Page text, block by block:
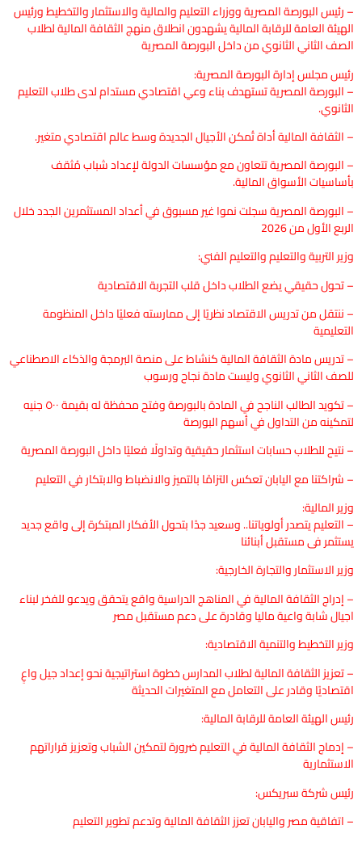
– رئيس البورصة المصرية ووزراء التعليم والمالية والاستثمار والتخطيط ورئيس
الهيئة العامة للرقابة المالية يشهدون انطلاق منهج الثقافة المالية لطلاب
الصف الثاني الثانوي من داخل البورصة المصرية
رئيس مجلس إدارة البورصة المصرية:
– البورصة المصرية تستهدف بناء وعي اقتصادي مستدام لدى طلاب التعليم
الثانوي.
– الثقافة المالية أداة تُمكن الأجيال الجديدة وسط عالم اقتصادي متغير.
– البورصة المصرية تتعاون مع مؤسسات الدولة لإعداد شباب مُثقف
بأساسيات الأسواق المالية.
– البورصة المصرية سجلت نموا غير مسبوق في أعداد المستثمرين الجدد خلال
الربع الأول من 2026
وزير التربية والتعليم والتعليم الفني:
– تحول حقيقي يضع الطلاب داخل قلب التجربة الاقتصادية
– ننتقل من تدريس الاقتصاد نظريًا إلى ممارسته فعليًا داخل المنظومة
التعليمية
– تدريس مادة الثقافة المالية كنشاط على منصة البرمجة والذكاء الاصطناعي
للصف الثاني الثانوي وليست مادة نجاح ورسوب
– تكويد الطالب الناجح في المادة بالبورصة وفتح محفظة له بقيمة ٥٠٠ جنيه
لتمكينه من التداول في أسهم البورصة
– نتيح للطلاب حسابات استثمار حقيقية وتداولًا فعليًا داخل البورصة المصرية
– شراكتنا مع اليابان تعكس التزامًا بالتميز والانضباط والابتكار في التعليم
وزير المالية:
– التعليم يتصدر أولوياتنا.. وسعيد جدًا بتحول الأفكار المبتكرة إلى واقع جديد
يستثمر فى مستقبل أبنائنا
وزير الاستثمار والتجارة الخارجية:
– إدراج الثقافة المالية في المناهج الدراسية واقع يتحقق ويدعو للفخر لبناء
اجيال شابة واعية ماليا وقادرة على دعم مستقبل مصر
وزير التخطيط والتنمية الاقتصادية:
– تعزيز الثقافة المالية لطلاب المدارس خطوة استراتيجية نحو إعداد جيل واعٍ
اقتصاديًا وقادر على التعامل مع المتغيرات الحديثة
رئيس الهيئة العامة للرقابة المالية:
– إدماج الثقافة المالية في التعليم ضرورة لتمكين الشباب وتعزيز قراراتهم
الاستثمارية
رئيس شركة سبريكس:
– اتفاقية مصر واليابان تعزز الثقافة المالية وتدعم تطوير التعليم